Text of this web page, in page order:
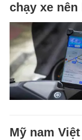
chạy xe nên
Mỹ nam